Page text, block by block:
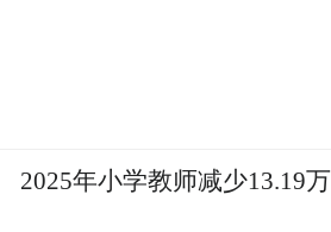
2025年小学教师减少13.19万